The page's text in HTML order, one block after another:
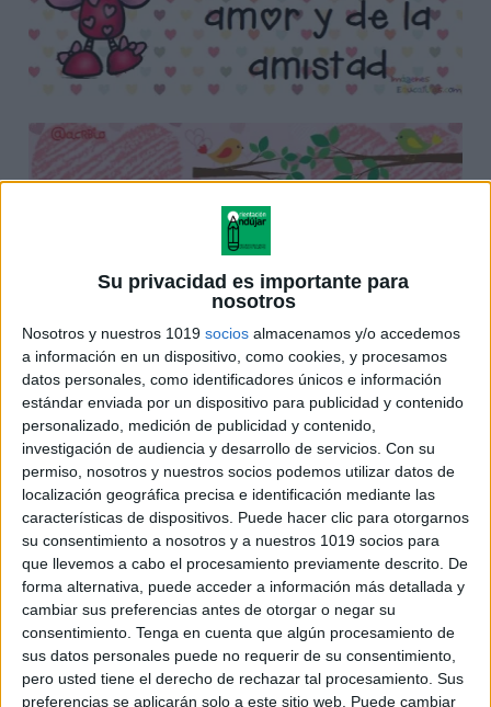
Su privacidad es importante para
nosotros
Nosotros y nuestros 1019 socios almacenamos y/o accedemos
a información en un dispositivo, como cookies, y procesamos
datos personales, como identificadores únicos e información
estándar enviada por un dispositivo para publicidad y contenido
personalizado, medición de publicidad y contenido,
investigación de audiencia y desarrollo de servicios. Con su
permiso, nosotros y nuestros socios podemos utilizar datos de
localización geográfica precisa e identificación mediante las
características de dispositivos. Puede hacer clic para otorgarnos
su consentimiento a nosotros y a nuestros 1019 socios para
que llevemos a cabo el procesamiento previamente descrito. De
forma alternativa, puede acceder a información más detallada y
cambiar sus preferencias antes de otorgar o negar su
consentimiento. Tenga en cuenta que algún procesamiento de
sus datos personales puede no requerir de su consentimiento,
pero usted tiene el derecho de rechazar tal procesamiento. Sus
preferencias se aplicarán solo a este sitio web. Puede cambiar